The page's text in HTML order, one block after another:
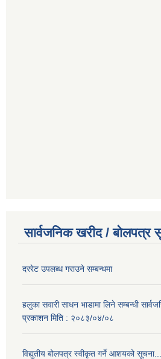
सार्वजनिक खरीद / बोलपत्र
दररेट उपलब्ध गराउने सम्बन्धमा
हलुका सवारी साधन भाडामा लिने सम्बन्धी
प्रकाशन मिति : २०८३/०४/०८
विद्युतीय बोलपत्र स्वीकृत गर्ने आशयको